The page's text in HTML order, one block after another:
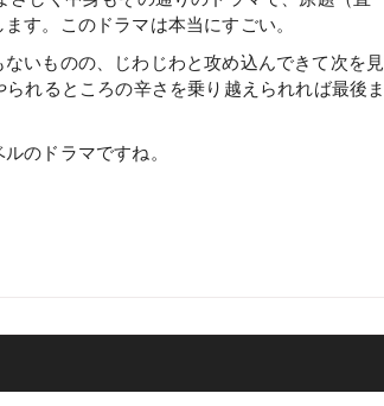
す。このドラマは本当にすごい。
いものの、じわじわと攻め込んできて次を見
れるところの辛さを乗り越えられれば最後ま
のドラマですね。